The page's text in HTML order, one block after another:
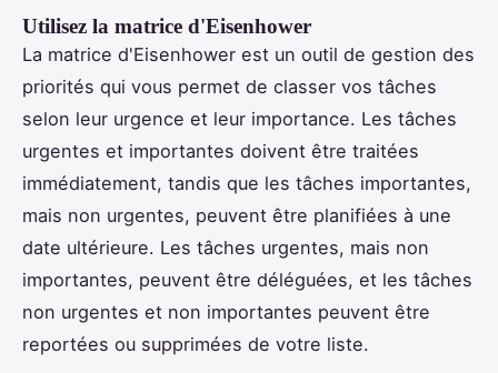
Utilisez la matrice d'Eisenhower
La matrice d'Eisenhower est un outil de gestion des
priorités qui vous permet de classer vos tâches
selon leur urgence et leur importance. Les tâches
urgentes et importantes doivent être traitées
immédiatement, tandis que les tâches importantes,
mais non urgentes, peuvent être planifiées à une
date ultérieure. Les tâches urgentes, mais non
importantes, peuvent être déléguées, et les tâches
non urgentes et non importantes peuvent être
reportées ou supprimées de votre liste.